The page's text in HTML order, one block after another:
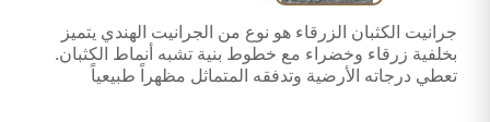
جرانيت الكثبان الزرقاء هو نوع من الجرانيت الهندي يتميز
بخلفية زرقاء وخضراء مع خطوط بنية تشبه أنماط الكثبان.
تعطي درجاته الأرضية وتدفقه المتماثل مظهراً طبيعياً